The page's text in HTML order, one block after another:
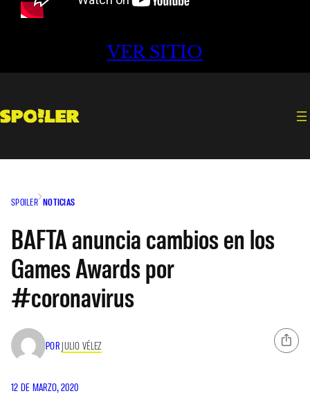
VER SITIO
SPOILER NOTICIAS
BAFTA anuncia cambios en los
Games Awards por
#coronavirus
POR JULIO VÉLEZ
12 DE MARZO, 2020